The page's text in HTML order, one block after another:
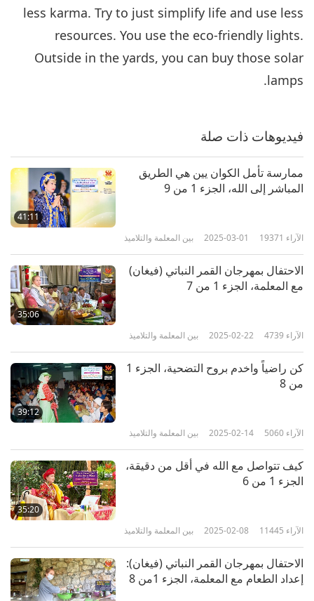
less karma. Try to just simplify life and use less
resources. You use the eco-friendly lights.
Outside in the yards, you can buy those solar
lamps.
فيديوهات ذات صلة
41:11
ممارسة تأمل الكوان يين هي الطريق
المباشر إلى الله، الجزء 1 من 9
بين المعلمة والتلاميذ 2025-03-01 19371 الآراء
35:06
الاحتفال بمهرجان القمر النباتي (فيغان)
مع المعلمة، الجزء 1 من 7
بين المعلمة والتلاميذ 2025-02-22 4739 الآراء
39:12
كن راضياً واخدم بروح التضحية، الجزء 1
من 8
بين المعلمة والتلاميذ 2025-02-14 5060 الآراء
35:20
كيف تتواصل مع الله في أقل من دقيقة،
الجزء 1 من 6
بين المعلمة والتلاميذ 2025-02-08 11445 الآراء
الاحتفال بمهرجان القمر النباتي (فيغان):
إعداد الطعام مع المعلمة، الجزء 1من 8